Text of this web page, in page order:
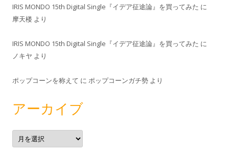
IRIS MONDO 15th Digital Single『イデア征途論』を買ってみた に
摩天楼 より
IRIS MONDO 15th Digital Single『イデア征途論』を買ってみた に
ノキヤ より
ポップコーンを称えて に ポップコーンガチ勢 より
アーカイブ
ア
ー
カ